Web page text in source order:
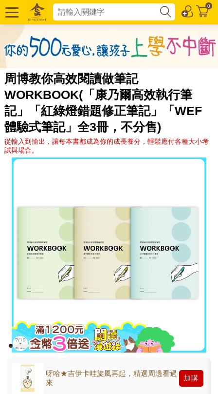
0
周博教你高效閱讀做筆記
WORKBOOK(「康乃爾高效執行筆
記」「紅綠燈錯題修正筆記」「WEF
體驗式筆記」全3冊，不分售)
從輸入到輸出，讓每本書都成為你的成長養分，輕鬆應付各種大小考
試與場合。
呀哈★吉伊卡哇旋風再起，精選周邊看過
來
加購